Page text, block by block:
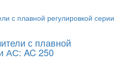
с плавной
АС: AC 250